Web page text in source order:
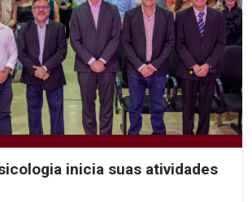
inicia suas atividades